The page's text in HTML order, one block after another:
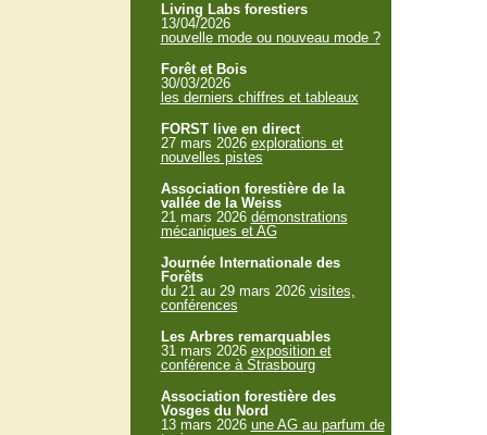
Living Labs forestiers
13/04/2026
nouvelle mode ou nouveau mode ?
Forêt et Bois
30/03/2026
les derniers chiffres et tableaux
FORST live en direct
27 mars 2026 explorations et
nouvelles pistes
Association forestière de la
vallée de la Weiss
21 mars 2026 démonstrations
mécaniques et AG
Journée Internationale des
Forêts
du 21 au 29 mars 2026 visites,
conférences
Les Arbres remarquables
31 mars 2026 exposition et
conférence à Strasbourg
Association forestière des
Vosges du Nord
13 mars 2026 une AG au parfum de